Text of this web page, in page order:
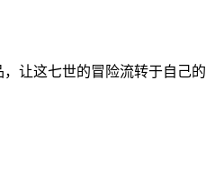
让这七世的冒险流转于自己的